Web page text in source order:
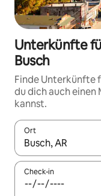
Unterkünfte
Busch
Finde Unterkünfte
du dich auch einen
kannst.
Ort
Wenn Ergebnisse
Check-in